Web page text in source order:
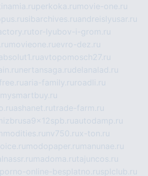
perkoka.ru movie-one.ru
sibarchives.ruandreislyusar.ru
tor-lyubov-i-grom.ru
movieone.ruevro-dez.ru
avtopomosch27.ru
nertansaga.rudelanalad.ru
aria-family.ru roadli.ru
mysmartbuy.ru
ashanet.rutrade-farm.ru
autodamp.ru
nv750.rux-ton.ru
modopaper.ru manunae.ru
madoma.rutajuncos.ru
porno-online-besplatno.rusplclub.ru